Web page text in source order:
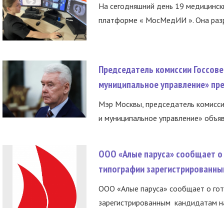
На сегодняшний день 19
платформе « МосМедИИ ». Она
Председатель комиссии
муниципальное управление»
Мэр Москвы, председатель
и муниципальное управление»
ООО «Алые паруса» сообщает о
типографии
ООО «Алые паруса» сообщает о
зарегистрированным кандидатам